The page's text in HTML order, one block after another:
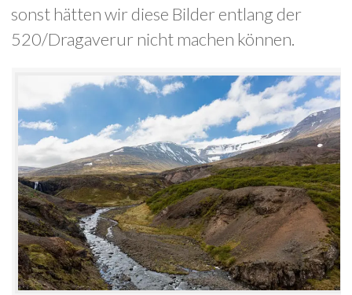
sonst hätten wir diese Bilder entlang der
520/Dragaverur nicht machen können.